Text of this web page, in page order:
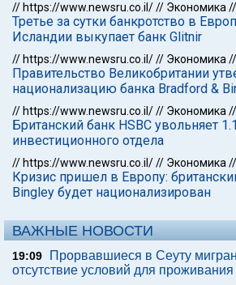
// https://www.newsru.co.il/// Экономика //
Третье за сутки банкротство в
Исландии выкупает банк Glitnir
// https://www.newsru.co.il/// Экономика //
Правительство Великобритании
национализацию банка Bradford &
// https://www.newsru.co.il/// Экономика //
Британский банк HSBC увольняет
инвестиционного отдела
// https://www.newsru.co.il/// Экономика //
Кризис пришел в Европу:
Bingley будет национализирован
ВАЖНЫЕ НОВОСТИ
19:09
Прорвавшиеся в Сеуту
отсутствие условий для проживания